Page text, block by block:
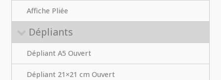
Affiche Pliée
Dépliants
Dépliant A5 Ouvert
Dépliant 21×21 cm Ouvert